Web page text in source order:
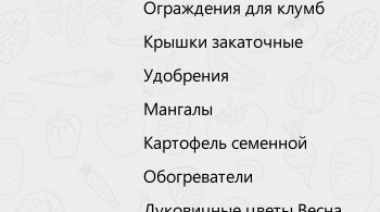
Ограждения для клумб
Крышки закаточные
Удобрения
Мангалы
Картофель семенной
Обогреватели
Луковичные цветы Весна